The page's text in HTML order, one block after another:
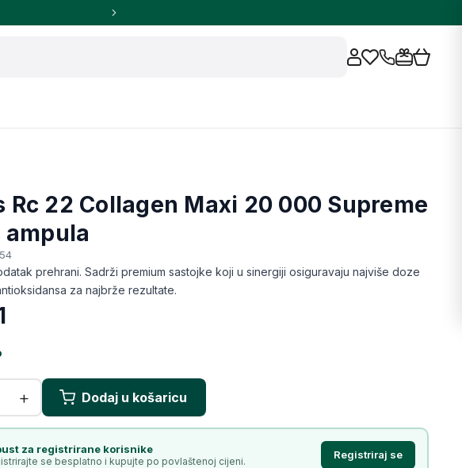
Rc 22 Collagen Maxi 20 000 Supreme
ampula
prehrani. Sadrži premium sastojke koji u sinergiji osiguravaju najviše doze
za najbrže rezultate.
za registrirane korisnike
se besplatno i kupujte po povlaštenoj cijeni. Registriraj se